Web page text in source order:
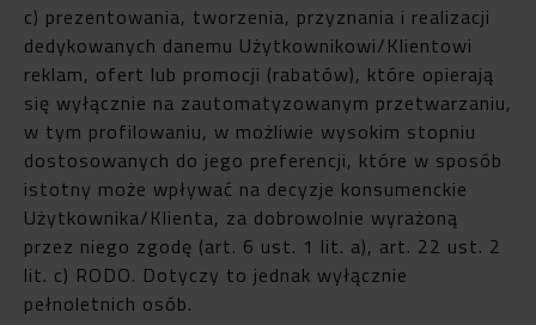
c) prezentowania, tworzenia, przyznania i realizacji
dedykowanych danemu Użytkownikowi/Klientowi
reklam, ofert lub promocji (rabatów), które opierają
się wyłącznie na zautomatyzowanym przetwarzaniu,
w tym profilowaniu, w możliwie wysokim stopniu
dostosowanych do jego preferencji, które w sposób
istotny może wpływać na decyzje konsumenckie
Użytkownika/Klienta, za dobrowolnie wyrażoną
przez niego zgodę (art. 6 ust. 1 lit. a), art. 22 ust. 2
lit. c) RODO. Dotyczy to jednak wyłącznie
pełnoletnich osób.